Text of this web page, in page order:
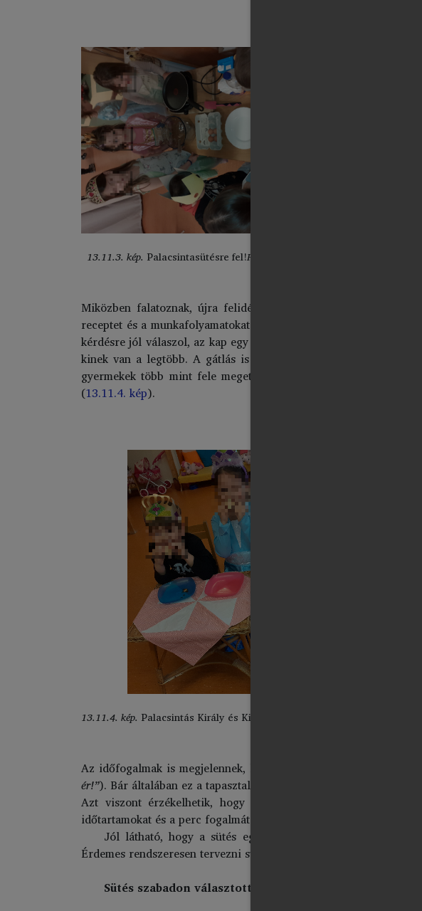
13.11.3. kép. Palacsintasütésre fel!Forrás:
Miközben falatoznak, újra felidézhetik, hogyan készült el a
receptet és a munkafolyamatokat („
kérdésre jól válaszol, az kap egy szem mogyorót (minden
kinek van a legtöbb. A gátlás is megjelenik ebben az esetben,
gyermekek több mint fele megette a mogyorót, pedig hájastól
(13.11.4. kép).
13.11.4. kép. Palacsintás Király és Királynő
Az időfogalmak is megjelennek, hány percig sül a sütemény,
ér!”). Bár általában ez a tapasztalat kimarad, hiszen a legtöbb
Azt viszont érzékelhetik, hogy mikor vitték ki a konyhába,
időtartamokat és a perc fogalmát.
Jól látható, hogy a sütés egy összetett tevékenység,
Érdemes rendszeresen tervezni sütést-főzést.
Sütés szabadon választott mértékegységekkel